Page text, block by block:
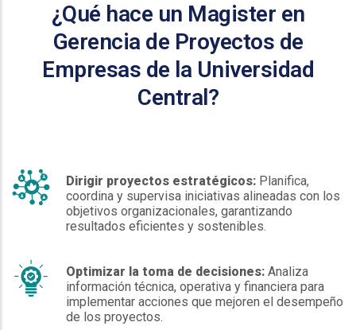
¿Qué hace un Magister en
Gerencia de Proyectos de
Empresas de la Universidad
Central?
Dirigir proyectos estratégicos: Planifica,
coordina y supervisa iniciativas alineadas con los
objetivos organizacionales, garantizando
resultados eficientes y sostenibles.
Optimizar la toma de decisiones: Analiza
información técnica, operativa y financiera para
implementar acciones que mejoren el desempeño
de los proyectos.